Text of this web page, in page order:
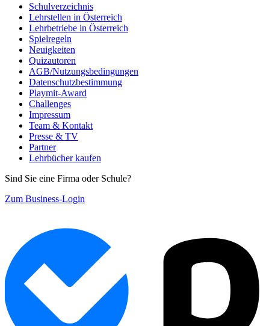
Schulverzeichnis
Lehrstellen in Österreich
Lehrbetriebe in Österreich
Spielregeln
Neuigkeiten
Quizautoren
AGB/Nutzungsbedingungen
Datenschutzbestimmung
Playmit-Award
Challenges
Impressum
Team & Kontakt
Presse & TV
Partner
Lehrbücher kaufen
Sind Sie eine Firma oder Schule?
Zum Business-Login